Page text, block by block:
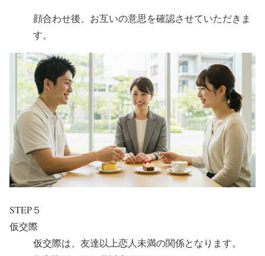
顔合わせ後、お互いの意思を確認させていただきま
す。
STEP５
仮交際
仮交際は、友達以上恋人未満の関係となります。